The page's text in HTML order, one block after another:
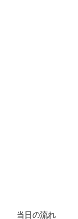
当日の流れ